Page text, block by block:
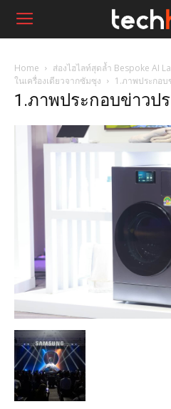
Home
ส่องไฮไลท์สุดล้ำ Bespoke AI
ในเครื่องเดียวจากซัมซุง
1.ภาพประกอ
1.ภาพประกอบข่าวป